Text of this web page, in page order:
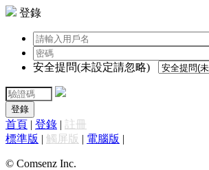
登錄
安全提問(未設定請忽略)
登錄
首頁 | 登錄 | 註冊
標準版 | 觸屏版 | 電腦版 |
© Comsenz Inc.